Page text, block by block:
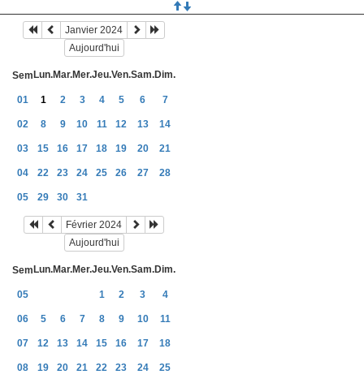
Janvier 2024
Aujourd'hui
Sem Lun.Mar.Mer.Jeu.Ven.Sam.Dim.
01 1 2 3 4 5 6 7
02 8 9 10 11 12 13 14
03 15 16 17 18 19 20 21
04 22 23 24 25 26 27 28
05 29 30 31
Février 2024
Aujourd'hui
Sem Lun.Mar.Mer.Jeu.Ven.Sam.Dim.
05 1 2 3 4
06 5 6 7 8 9 10 11
07 12 13 14 15 16 17 18
08 19 20 21 22 23 24 25